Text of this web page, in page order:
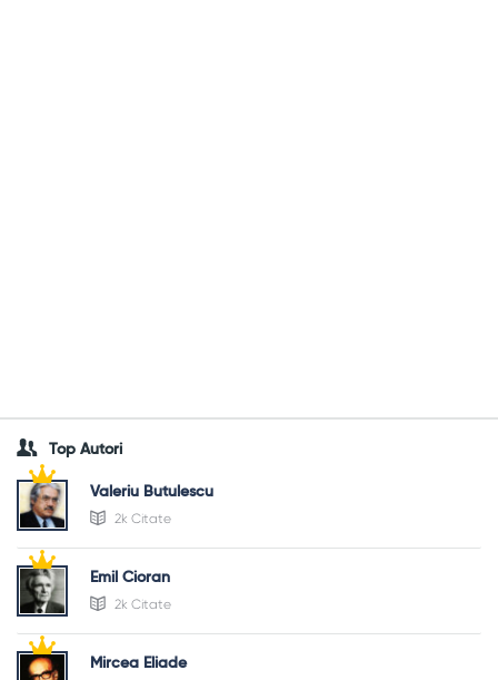
Top Autori
Valeriu Butulescu
2k Citate
Emil Cioran
2k Citate
Mircea Eliade